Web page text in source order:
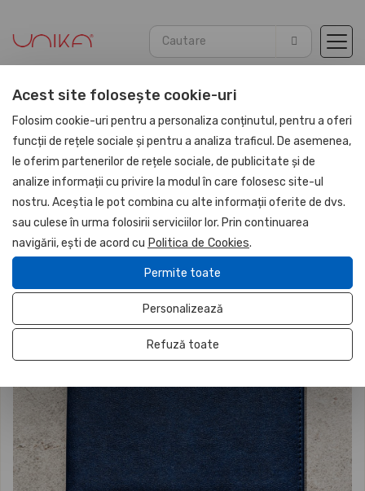
Acasă Agende Agende Piele PU 2026
NOU
UNIKA
Acest site folosește cookie-uri
Folosim cookie-uri pentru a personaliza conținutul, pentru a oferi
funcții de rețele sociale și pentru a analiza traficul. De asemenea,
le oferim partenerilor de rețele sociale, de publicitate și de
analize informații cu privire la modul în care folosesc site-ul
nostru. Aceștia le pot combina cu alte informații oferite de dvs.
sau culese în urma folosirii serviciilor lor. Prin continuarea
navigării, ești de acord cu Politica de Cookies.
Permite toate
Personalizează
Refuză toate